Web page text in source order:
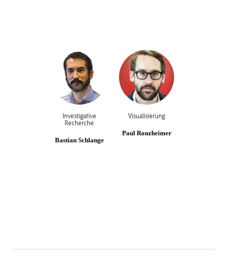
Investigative
Recherche
Bastian Schlange
Visualisierung
Paul Ronzheimer